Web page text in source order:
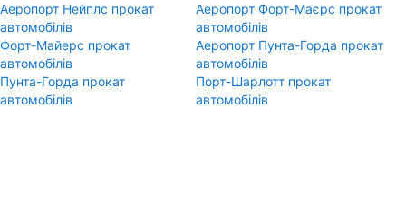
Аеропорт Нейплс прокат
автомобілів
Аеропорт Форт-Маєрс прокат
автомобілів
Форт-Майерс прокат
автомобілів
Аеропорт Пунта-Горда прокат
автомобілів
Пунта-Горда прокат
автомобілів
Порт-Шарлотт прокат
автомобілів